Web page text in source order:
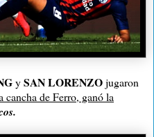
ySAN LORENZOjugaron
cancha de Ferro, ganó la